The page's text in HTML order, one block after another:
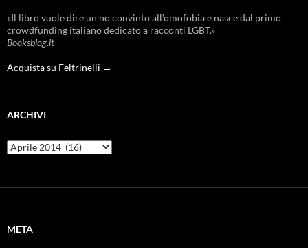
«Il libro vuole dire un no convinto all’omofobia e nasce dal primo
crowdfunding italiano dedicato a racconti LGBT.»
Booksblog.it
Acquista su Feltrinelli →
ARCHIVI
Archivi
META